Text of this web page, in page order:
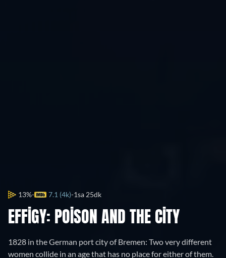
13% 7.1 (4k) 1sa 25dk
EFFIGY: POISON AND THE CITY
1828 in the German port city of Bremen: Two very different
women collide in an age that has no place for either of them.